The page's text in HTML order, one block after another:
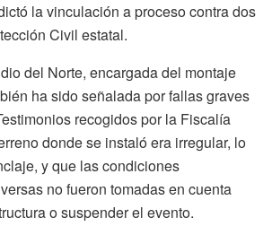
la vinculación a proceso contra dos
Civil estatal.
del Norte, encargada del montaje
ha sido señalada por fallas graves
recogidos por la Fiscalía
donde se instaló era irregular, lo
y que las condiciones
no fueron tomadas en cuenta
o suspender el evento.